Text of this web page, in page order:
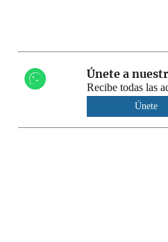
Únete a
Recibe todas las
Únete